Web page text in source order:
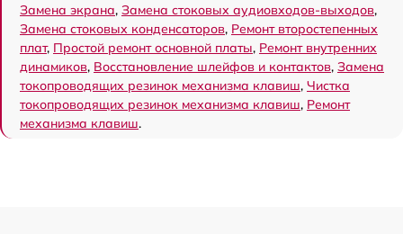
Замена экрана, Замена стоковых аудиовходов-выходов,
Замена стоковых конденсаторов, Ремонт второстепенных
плат, Простой ремонт основной платы, Ремонт внутренних
динамиков, Восстановление шлейфов и контактов, Замена
токопроводящих резинок механизма клавиш, Чистка
токопроводящих резинок механизма клавиш, Ремонт
механизма клавиш.